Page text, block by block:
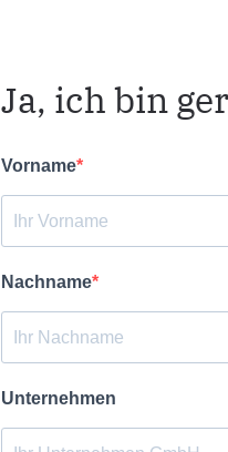
Ja, ich bin
Vorname
Nachname
Unternehmen